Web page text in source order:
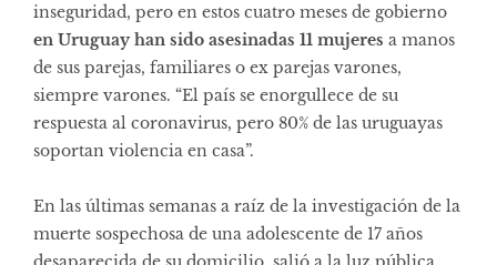
inseguridad, pero en estos cuatro meses de gobierno
en Uruguay han sido asesinadas 11 mujeres a manos
de sus parejas, familiares o ex parejas varones,
siempre varones. “El país se enorgullece de su
respuesta al coronavirus, pero 80% de las uruguayas
soportan violencia en casa”.
En las últimas semanas a raíz de la investigación de la
muerte sospechosa de una adolescente de 17 años